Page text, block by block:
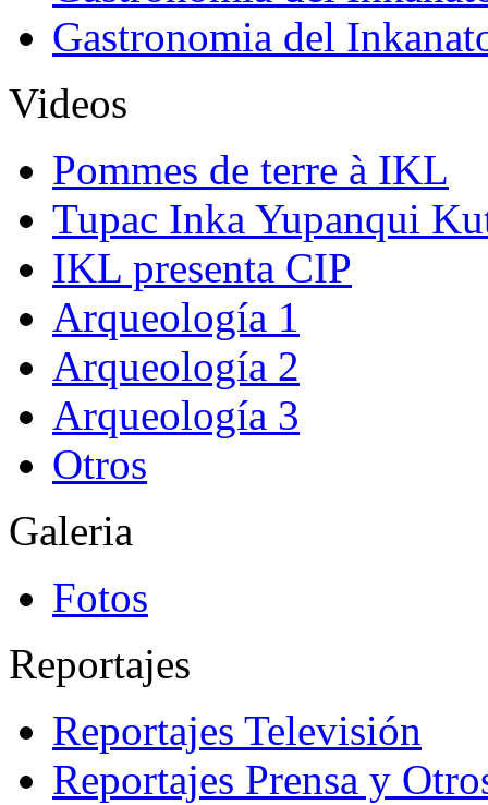
Gastronomia del
Videos
Pommes de terre à IKL
Tupac Inka Yupanqui
IKL presenta CIP
Arqueología 1
Arqueología 2
Arqueología 3
Otros
Galeria
Fotos
Reportajes
Reportajes Televisión
Reportajes Prensa y